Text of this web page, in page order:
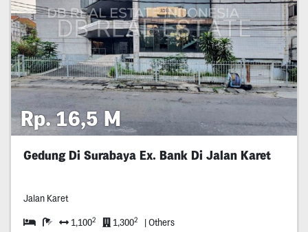
Rp. 16,5 M
Gedung Di Surabaya Ex. Bank Di Jalan Karet
Jalan Karet
1,1002 1,3002 | Others